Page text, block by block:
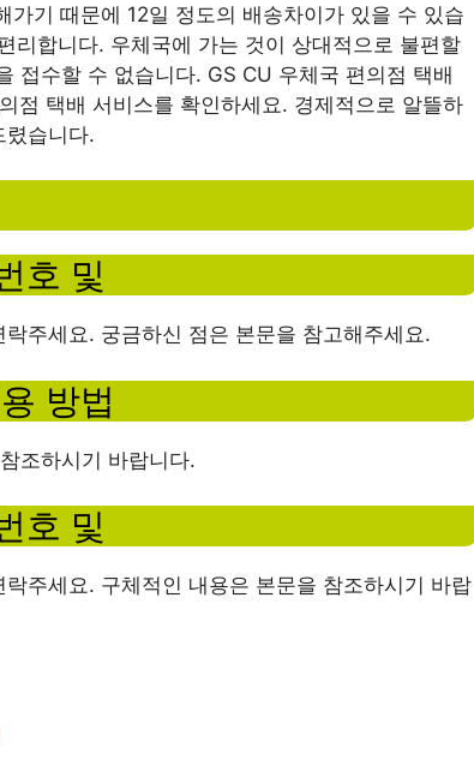
기 때문에 12일 정도의 배송차이가 있을 수 있습
리합니다. 우체국에 가는 것이 상대적으로 불편할
접수할 수 없습니다. GS CU 우체국 편의점 택배
점 택배 서비스를 확인하세요. 경제적으로 알뜰하
렸습니다.
호 및
주세요. 궁금하신 점은 본문을 참고해주세요.
방법
조하시기 바랍니다.
호 및
주세요. 구체적인 내용은 본문을 참조하시기 바랍